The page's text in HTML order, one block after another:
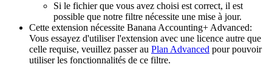
Si le fichier que vous avez choisi est correct, il est
possible que notre filtre nécessite une mise à jour.
Cette extension nécessite Banana Accounting+ Advanced:
Vous essayez d'utiliser l'extension avec une licence autre que
celle requise, veuillez passer au Plan Advanced pour pouvoir
utiliser les fonctionnalités de ce filtre.